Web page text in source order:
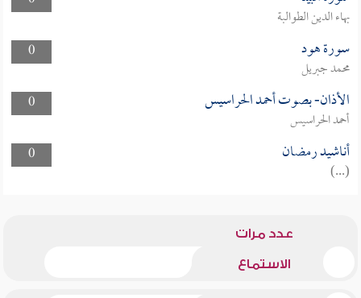
بهاء الدين الطوالبة
0
سورة هود
محمد جبريل
0
الأذان- بصوت أحمد الحراسيس
أحمد الحراسيس
0
أناشيد رمضان
(...)
عدد مرات
الاستماع